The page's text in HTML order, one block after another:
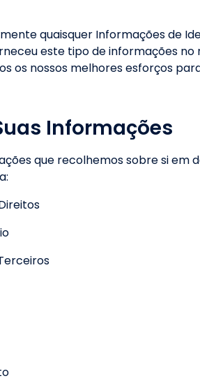
quaisquer Informações de
este tipo de informações
os nossos melhores esforços
Informações
que recolhemos sobre si em